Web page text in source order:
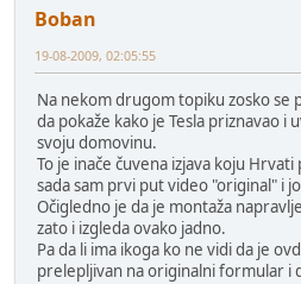
Boban
19-08-2009, 02:05:55
Na nekom drugom topiku zosko se
da pokaže kako je Tesla priznavao i
svoju domovinu.
To je inače čuvena izjava koju
sada sam prvi put video "original" i
Očigledno je da je montaža
zato i izgleda ovako jadno.
Pa da li ima ikoga ko ne vidi da je
prelepljivan na originalni formular i